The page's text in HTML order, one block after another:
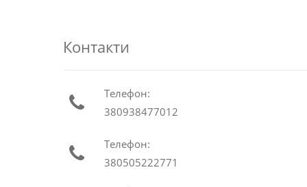
Контакти
Телефон:
380938477012
Телефон:
380505222771